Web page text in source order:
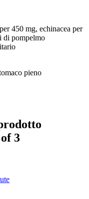
450 mg, echinacea per
di pompelmo
pieno
3